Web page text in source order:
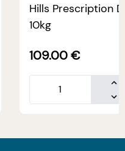
Hills Prescription
10kg
109.00 €